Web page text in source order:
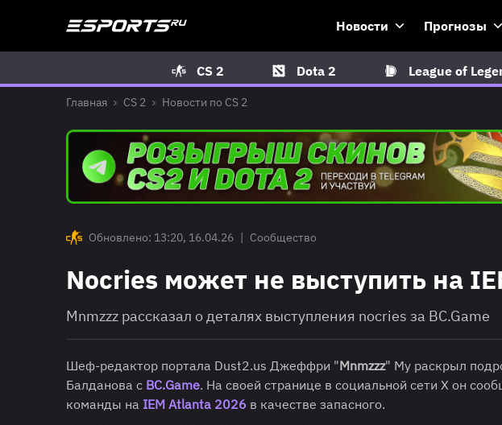
Новости Прогнозы
CS 2 Dota 2 League of
Главная CS 2 Новости по CS 2
Обновлено: 13:20, 16.04.26 | Сообщество
Nocries может не выступить на
Mnmzzz рассказал о деталях выступления nocries за BC.Gamе
Шеф-редактор портала Dust2.us Джеффри "Mnmzzz" Му раскрыл
Балданова с BC.Game. На своей странице в социальной сети X он
команды на IEM Atlanta 2026 в качестве запасного.